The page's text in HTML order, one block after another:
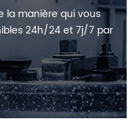
la manière qui vous
24h/24 et 7j/7 par